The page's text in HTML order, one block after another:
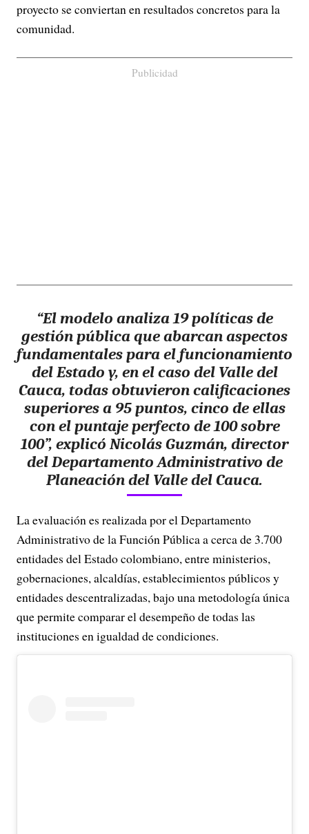
proyecto se conviertan en resultados concretos para la
comunidad.
Publicidad
“El modelo analiza 19 políticas de
gestión pública que abarcan aspectos
fundamentales para el funcionamiento
del Estado y, en el caso del Valle del
Cauca, todas obtuvieron calificaciones
superiores a 95 puntos, cinco de ellas
con el puntaje perfecto de 100 sobre
100”, explicó Nicolás Guzmán, director
del Departamento Administrativo de
Planeación del Valle del Cauca.
La evaluación es realizada por el Departamento
Administrativo de la Función Pública a cerca de 3.700
entidades del Estado colombiano, entre ministerios,
gobernaciones, alcaldías, establecimientos públicos y
entidades descentralizadas, bajo una metodología única
que permite comparar el desempeño de todas las
instituciones en igualdad de condiciones.